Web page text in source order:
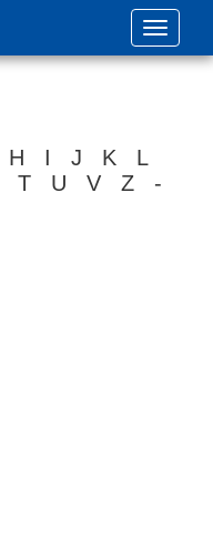
Toggle
H I J K
L
T U V Z
-